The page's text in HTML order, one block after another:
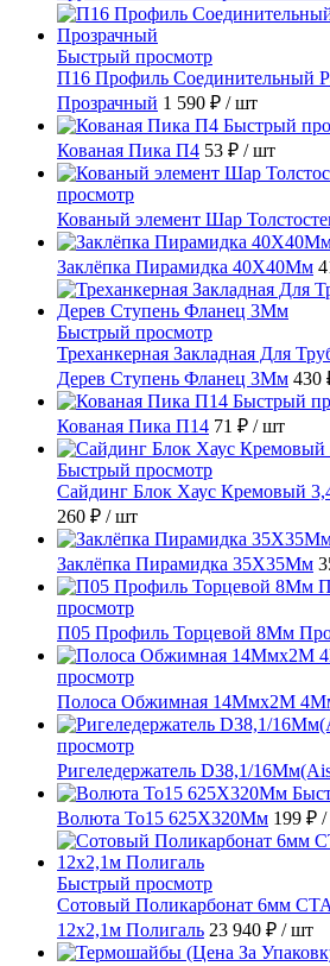
Быстрый просмотр
П16 Профиль Соединительный
Прозрачный 1 590 ₽ / шт
Быстрый
Кованая Пика П4 53 ₽ / шт
просмотр
Кованый элемент Шар
Заклёпка Пирамидка 40X40Мм
Быстрый просмотр
Треханкерная Закладная Для
Дерев Ступень Фланец 3Мм 430
Быстрый
Кованая Пика П14 71 ₽ / шт
Быстрый просмотр
Сайдинг Блок Хаус Кремовый
260 ₽ / шт
Заклёпка Пирамидка 35X35Мм
просмотр
П05 Профиль Торцевой 8Мм
просмотр
Полоса Обжимная 14Ммх2М
просмотр
Ригеледержатель D38,1/
Волюта То15 625X320Мм 199 ₽
Быстрый просмотр
Сотовый Поликарбонат 6мм
12х2,1м Полигаль 23 940 ₽ / шт